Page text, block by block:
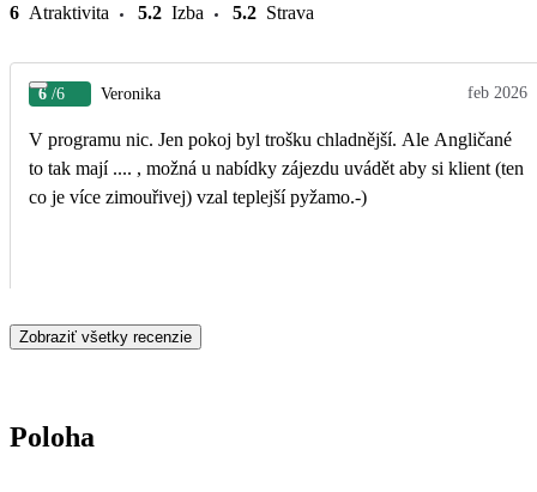
6 Atraktivita 5.2 Izba 5.2 Strava
6 /6 Veronika feb 2026
V programu nic. Jen pokoj byl trošku chladnější. Ale Angličané
to tak mají .... , možná u nabídky zájezdu uvádět aby si klient (ten
co je více zimouřivej) vzal teplejší pyžamo.-)
Zobraziť všetky recenzie
Poloha